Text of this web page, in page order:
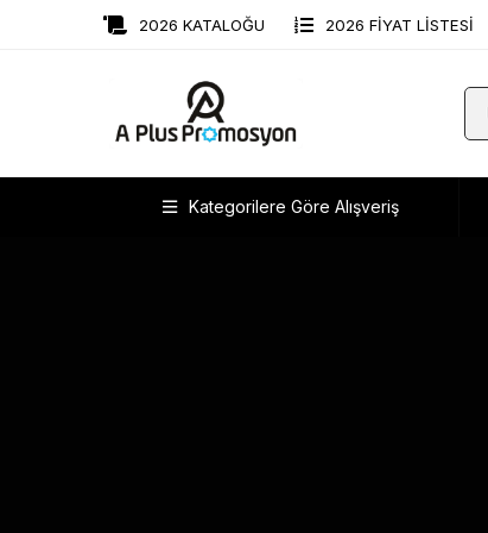
2026 KATALOĞU 2026 FİYAT LİSTESİ
Kategorilere Göre Alışveriş